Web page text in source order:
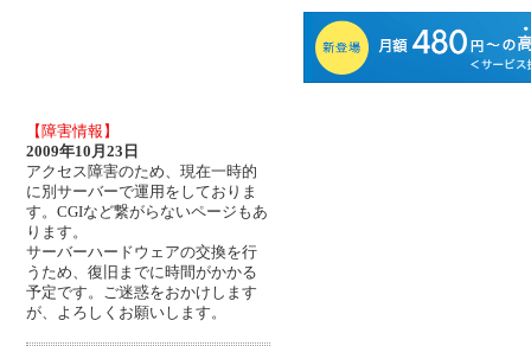
【障害情報】
2009年10月23日
アクセス障害のため、現在一時的
に別サーバーで運用をしておりま
す。CGIなど繋がらないページもあ
ります。
サーバーハードウェアの交換を行
うため、復旧までに時間がかかる
予定です。ご迷惑をおかけします
が、よろしくお願いします。